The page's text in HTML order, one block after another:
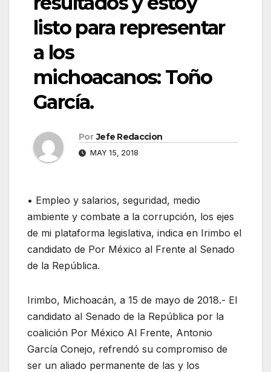
listo para representar
a los
michoacanos: Toño
García.
Por Jefe Redaccion
MAY 15, 2018
• Empleo y salarios, seguridad, medio
ambiente y combate a la corrupción, los ejes
de mi plataforma legislativa, indica en Irimbo el
candidato de Por México al Frente al Senado
de la República.
Irimbo, Michoacán, a 15 de mayo de 2018.- El
candidato al Senado de la República por la
coalición Por México Al Frente, Antonio
García Conejo, refrendó su compromiso de
ser un aliado permanente de las y los